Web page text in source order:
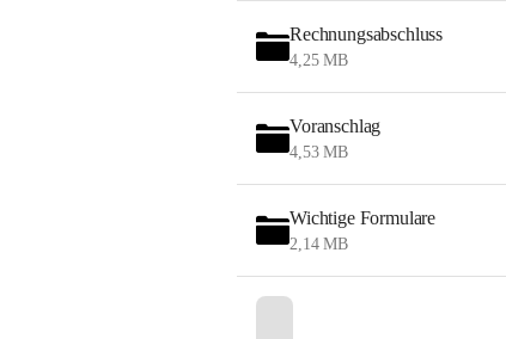
Rechnungsabschluss
4,25 MB
Voranschlag
4,53 MB
Wichtige Formulare
2,14 MB